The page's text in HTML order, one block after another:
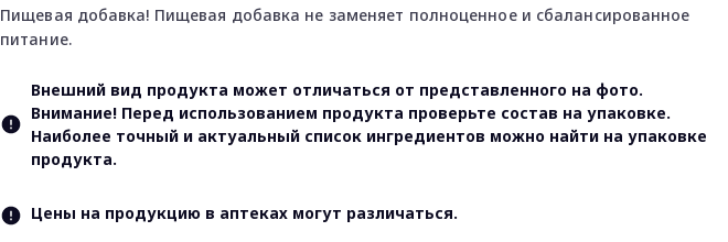
Пищевая добавка! Пищевая добавка не заменяет полноценное и сбалансированное
питание.
Внешний вид продукта может отличаться от представленного на фото.
Внимание! Перед использованием продукта проверьте состав на упаковке.
Наиболее точный и актуальный список ингредиентов можно найти на упаковке
продукта.
Цены на продукцию в аптеках могут различаться.